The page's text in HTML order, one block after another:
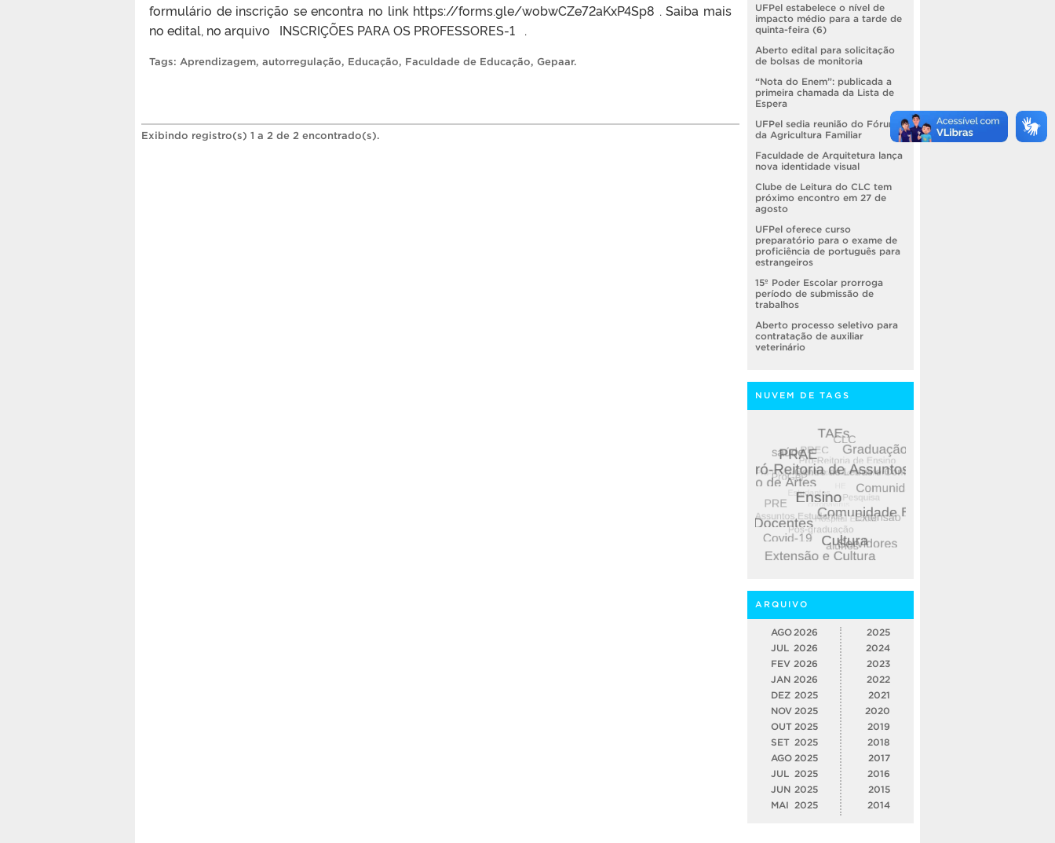
formulário de inscrição se encontra no link https://forms.gle/wobwCZe72aKxP4Sp8 . Saiba mais
no edital, no arquivo INSCRIÇÕES PARA OS PROFESSORES-1 .
Tags: Aprendizagem, autorregulação, Educação, Faculdade de Educação, Gepaar.
Exibindo registro(s) 1 a 2 de 2 encontrado(s).
UFPel estabelece o nível de
impacto médio para a tarde de
quinta-feira (6)
Aberto edital para solicitação
de bolsas de monitoria
“Nota do Enem”: publicada a
primeira chamada da Lista de
Espera
UFPel sedia reunião do Fórum
da Agricultura Familiar
Faculdade de Arquitetura lança
nova identidade visual
Clube de Leitura do CLC tem
próximo encontro em 27 de
agosto
UFPel oferece curso
preparatório para o exame de
proficiência de português para
estrangeiros
15º Poder Escolar prorroga
período de submissão de
trabalhos
Aberto processo seletivo para
contratação de auxiliar
veterinário
NUVEM DE TAGS
ARQUIVO
AGO 2026
JUL 2026
FEV 2026
JAN 2026
DEZ 2025
NOV 2025
OUT 2025
SET 2025
AGO 2025
JUL
2025
JUN 2025
MAI
2025
2025
2024
2023
2022
2021
2020
2019
2018
2017
2016
2015
2014